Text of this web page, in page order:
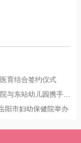
育结合签约仪式
举办“六一”儿童节庆祝活动
阳市妇幼保健院举办